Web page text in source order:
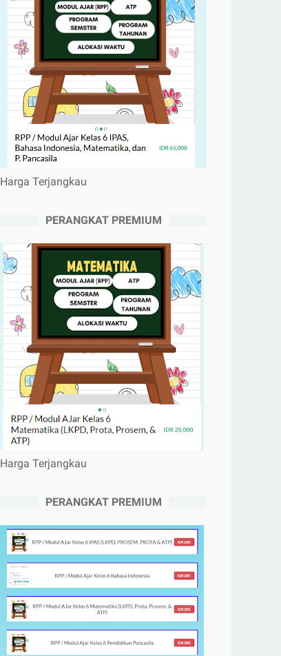
Harga Terjangkau
PERANGKAT PREMIUM
Harga Terjangkau
PERANGKAT PREMIUM